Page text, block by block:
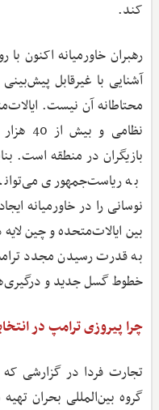
کند.
رهبران خاورمیانه اکنون
آشنایی با غیرقابل
محتاطانه آن نیست.
بازیگران در منطقه است.
به ریاست‌جمهوری
نوسانی را در خاورمیانه
بین ایالات‌متحده و چین
به قدرت رسیدن مجدد
خطوط گسل جدید و
چرا پیروزی ترامپ در
تجارت فردا در گزارشی
گروه بین‌المللی بحران